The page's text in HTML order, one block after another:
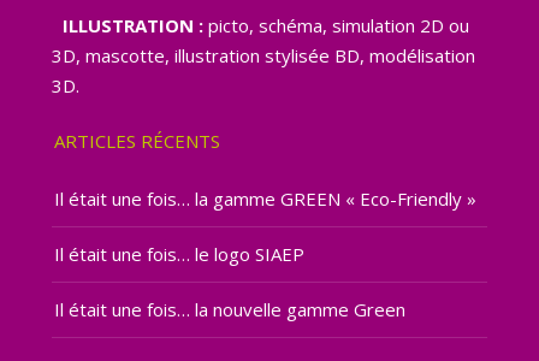
ILLUSTRATION :picto, schéma, simulation 2D ou
3D, mascotte, illustration stylisée BD, modélisation
3D.
ARTICLES RÉCENTS
Il était une fois… la gamme GREEN « Eco-Friendly »
Il était une fois… le logo SIAEP
Il était une fois… la nouvelle gamme Green